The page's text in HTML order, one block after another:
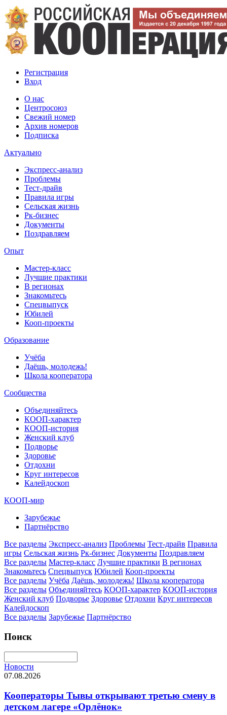
Регистрация
Вход
О нас
Центросоюз
Свежий номер
Архив номеров
Подписка
Актуально
Экспресс-анализ
Проблемы
Тест-драйв
Правила игры
Сельская жизнь
Рк-бизнес
Документы
Поздравляем
Опыт
Мастер-класс
Лучшие практики
В регионах
Знакомьтесь
Спецвыпуск
Юбилей
Кооп-проекты
Образование
Учёба
Даёшь, молодежь!
Школа кооператора
Сообщества
Объединяйтесь
КООП-характер
КООП-история
Женский клуб
Подворье
Здоровье
Отдохни
Круг интересов
Калейдоскоп
КООП-мир
Зарубежье
Партнёрство
Все разделы Экспресс-анализ Проблемы Тест-драйв Правила
игры Сельская жизнь Рк-бизнес Документы Поздравляем
Все разделы Мастер-класс Лучшие практики В регионах
Знакомьтесь Спецвыпуск Юбилей Кооп-проекты
Все разделы Учёба Даёшь, молодежь! Школа кооператора
Все разделы Объединяйтесь КООП-характер КООП-история
Женский клуб Подворье Здоровье Отдохни Круг интересов
Калейдоскоп
Все разделы Зарубежье Партнёрство
Поиск
Новости
07.08.2026
Кооператоры Тывы открывают третью смену в
детском лагере «Орлёнок»